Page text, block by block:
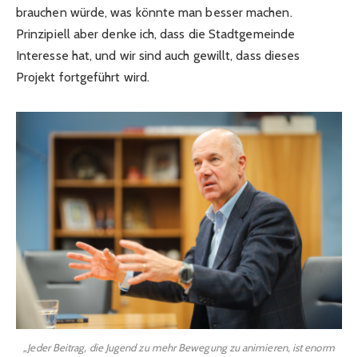
brauchen würde, was könnte man besser machen.
Prinzipiell aber denke ich, dass die Stadtgemeinde
Interesse hat, und wir sind auch gewillt, dass dieses
Projekt fortgeführt wird.
„Jeder Beitrag, die Jugend zu mehr Bewegung zu animieren, ist enorm